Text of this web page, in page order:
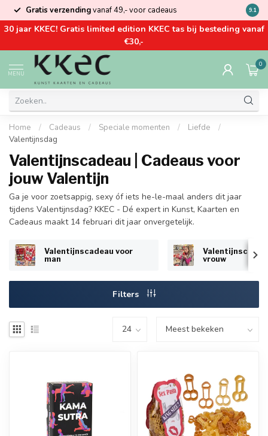
Gratis verzendingvanaf 49,- voor cadeaus Kom
9.1
30 jaar KKEC! Gratis limited edition KKEC tas bij besteding vanaf
€30,-
MENU
0
Home / Cadeaus / Speciale momenten / Liefde
/
Valentijnsdag
Valentijnscadeau | Cadeaus voor
jouw Valentijn
Ga je voor zoetsappig, sexy óf iets he-le-maal anders dit jaar
tijdens Valentijnsdag? KKEC - Dé expert in Kunst, Kaarten en
Cadeaus maakt 14 februari dit jaar onvergetelijk.
Valentijnscadeau voor
man
vrouw
Filters